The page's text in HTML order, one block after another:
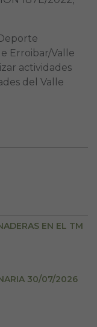
Erroibar/Valle
actividades
del Valle
EN EL TM
30/07/2026